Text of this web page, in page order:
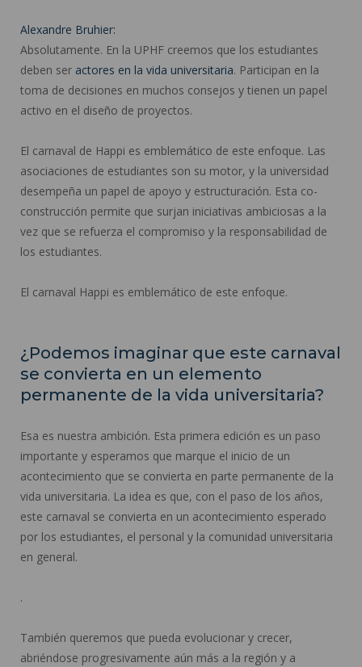
Alexandre Bruhier:
Absolutamente. En la UPHF creemos que los estudiantes
deben ser actores en la vida universitaria. Participan en la
toma de decisiones en muchos consejos y tienen un papel
activo en el diseño de proyectos.
El carnaval de Happi es emblemático de este enfoque. Las
asociaciones de estudiantes son su motor, y la universidad
desempeña un papel de apoyo y estructuración. Esta co-
construcción permite que surjan iniciativas ambiciosas a la
vez que se refuerza el compromiso y la responsabilidad de
los estudiantes.
El carnaval Happi es emblemático de este enfoque.
¿Podemos imaginar que este carnaval
se convierta en un elemento
permanente de la vida universitaria?
Esa es nuestra ambición. Esta primera edición es un paso
importante y esperamos que marque el inicio de un
acontecimiento que se convierta en parte permanente de la
vida universitaria. La idea es que, con el paso de los años,
este carnaval se convierta en un acontecimiento esperado
por los estudiantes, el personal y la comunidad universitaria
en general.
.
También queremos que pueda evolucionar y crecer,
abriéndose progresivamente aún más a la región y a